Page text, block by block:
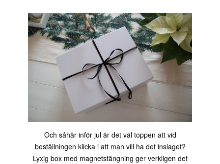
Och såhär inför jul är det väl toppen att vid
beställningen klicka i att man vill ha det inslaget?
Lyxig box med magnetstängning ger verkligen det